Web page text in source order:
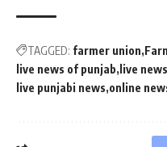
TAGGED: farmer union
live news of punjab live
live punjabi news online